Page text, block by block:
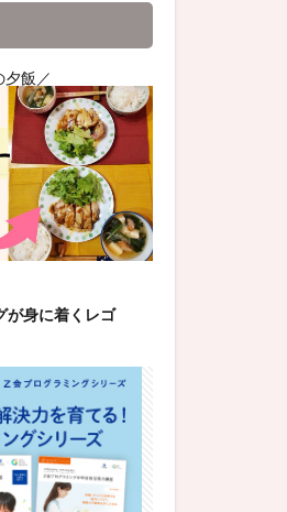
夕飯／
が身に着くレゴ